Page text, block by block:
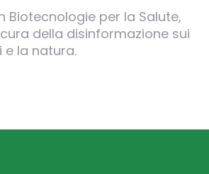
Biotecnologie per la Salute,
della disinformazione sui
la natura.